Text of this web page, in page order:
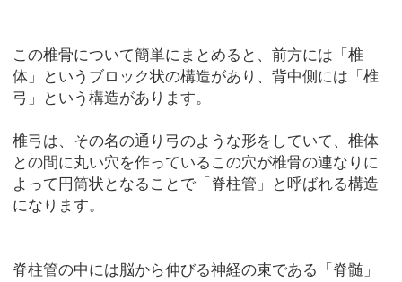
この椎骨について簡単にまとめると、前方には「椎
体」というブロック状の構造があり、背中側には「椎
弓」という構造があります。
椎弓は、その名の通り弓のような形をしていて、椎体
との間に丸い穴を作っているこの穴が椎骨の連なりに
よって円筒状となることで「脊柱管」と呼ばれる構造
になります。
脊柱管の中には脳から伸びる神経の束である「脊髄」